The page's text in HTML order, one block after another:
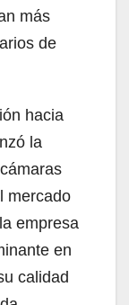
más
de
hacia
la
mercado
empresa
en
calidad